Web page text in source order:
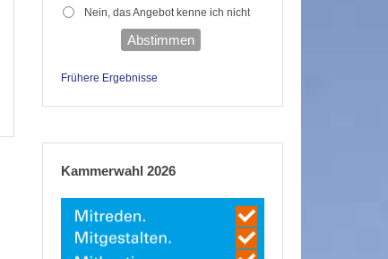
Nein, das Angebot kenne ich nicht
Abstimmen
Frühere Ergebnisse
Kammerwahl 2026